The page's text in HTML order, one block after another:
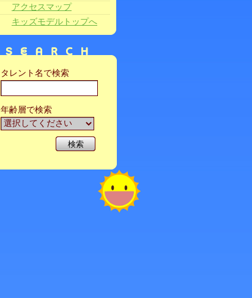
アクセスマップ
キッズモデルトップへ
タレント名で検索
年齢層で検索